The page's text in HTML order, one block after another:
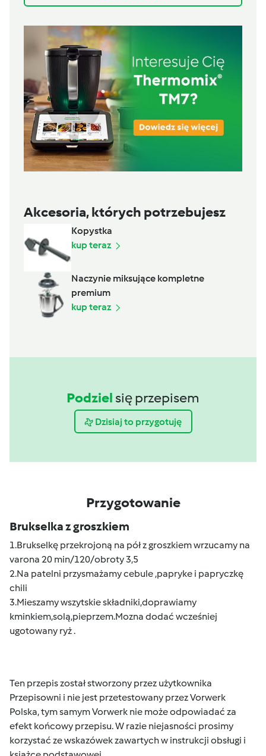
Akcesoria, których potrzebujesz
Kopystka
kup teraz
Naczynie miksujące kompletne
premium
kup teraz
Podziel się przepisem
Dzisiaj to przygotuję
Przygotowanie
Brukselka z groszkiem
1.Brukselkę przekrojoną na pół z groszkiem wrzucamy na
varona 20 min/120/obroty 3,5
2.Na patelni przysmażamy cebule ,papryke i papryczkę
chili
3.Mieszamy wszytskie składniki,doprawiamy
kminkiem,solą,pieprzem.Mozna dodać wcześniej
ugotowany ryż .
Ten przepis został stworzony przez użytkownika
Przepisowni i nie jest przetestowany przez Vorwerk
Polska, tym samym Vorwerk nie może odpowiadać za
efekt końcowy przepisu. W razie niejasności prosimy
korzystać ze wskazówek zawartych w instrukcji obsługi i